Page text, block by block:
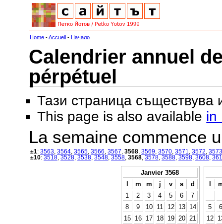
Home -Accueil - Начало
Calendrier annuel
pérpétuel
Тази страница съществува
This page is also available in
La semaine commence
±1: 3563 3564 3565 3566 3567 3568 3569 3570 3571 3572 3573
±10: 3518 3528 3538 3548 3558 3568 3578 3588 3598 3608
Janvier 3568
l
m m j v s
d
1
2 3 4 5 6
7
8
9 10 11 12 13
14
15
16 17 18 19 20
21
l
5
6
12